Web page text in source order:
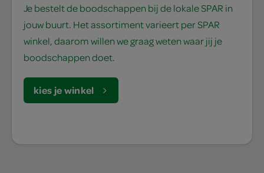
Je bestelt de boodschappen bij de lokale SPAR in
jouw buurt. Het assortiment varieert per SPAR
winkel, daarom willen we graag weten waar jij je
boodschappen doet.
kies je winkel